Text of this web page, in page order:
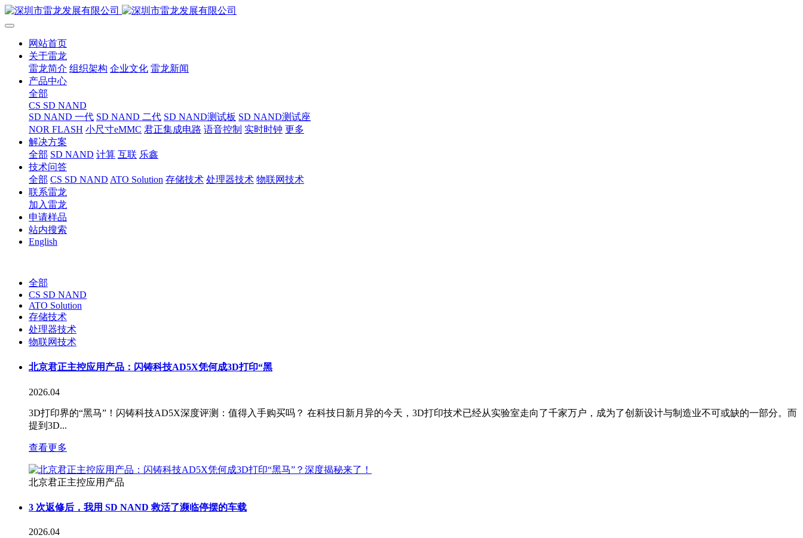
网站首页
关于雷龙
雷龙简介 组织架构 企业文化 雷龙新闻
产品中心
全部
CS SD NAND
SD NAND 一代 SD NAND 二代 SD NAND测试板 SD NAND测试座
NOR FLASH 小尺寸eMMC 君正集成电路 语音控制 实时时钟 更多
解决方案
全部 SD NAND 计算 互联 乐鑫
技术问答
全部 CS SD NAND ATO Solution 存储技术 处理器技术 物联网技术
联系雷龙
加入雷龙
申请样品
站内搜索
English
全部
CS SD NAND
ATO Solution
存储技术
处理器技术
物联网技术
北京君正主控应用产品：闪铸科技AD5X凭何成3D打印“黑
2026.04
3D打印界的“黑马”！闪铸科技AD5X深度评测：值得入手购买吗？ 在科技日新月异的今天，3D打印技术已经从实验室走向了千家万户，成为了创新设计与制造业不可或缺的一部分。而
提到3D...
查看更多
北京君正主控应用产品
3 次返修后，我用 SD NAND 救活了濒临停摆的车载
2026.04